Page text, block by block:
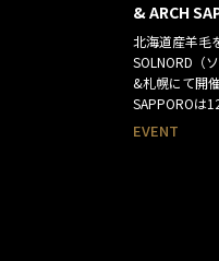
& ARCH
北海道産羊毛
SOLNORD（
&札幌にて開
SAPPOROは
EVENT